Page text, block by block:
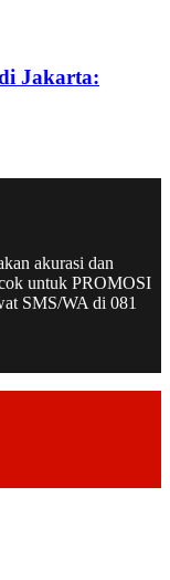
Jakarta:
akurasi dan
untuk PROMOSI
SMS/WA di 081